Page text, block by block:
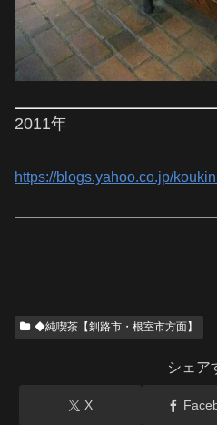
2011年
https://blogs.yahoo.co.jp/
◆純喫茶【釧路市・根室市方面】
シェア
X